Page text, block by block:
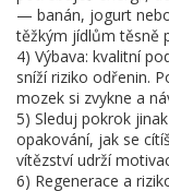
— banán, jogurt
těžkým jídlům těsně
4) Výbava: kvalitní
sníží riziko odřenin.
mozek si zvykne a
5) Sleduj pokrok
opakování, jak se
vítězství udrží
6) Regenerace a